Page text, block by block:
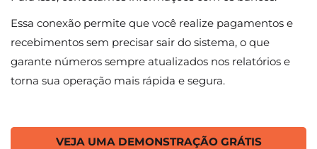
Essa conexão permite que você realize pagamentos e
recebimentos sem precisar sair do sistema, o que
garante números sempre atualizados nos relatórios e
torna sua operação mais rápida e segura.
VEJA UMA DEMONSTRAÇÃO GRÁTIS